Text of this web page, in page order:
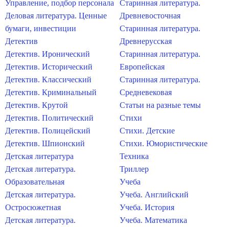
Управление, подбор персонала
Деловая литература. Ценные
бумаги, инвестиции
Детектив
Детектив. Иронический
Детектив. Исторический
Детектив. Классический
Детектив. Криминальный
Детектив. Крутой
Детектив. Политический
Детектив. Полицейский
Детектив. Шпионский
Детская литература
Детская литература.
Образовательная
Детская литература.
Остросюжетная
Детская литература.
Старинная литература.
Древневосточная
Старинная литература.
Древнерусская
Старинная литература.
Европейская
Старинная литература.
Средневековая
Статьи на разные темы
Стихи
Стихи. Детские
Стихи. Юмористические
Техника
Триллер
Учеба
Учеба. Английский
Учеба. История
Учеба. Математика